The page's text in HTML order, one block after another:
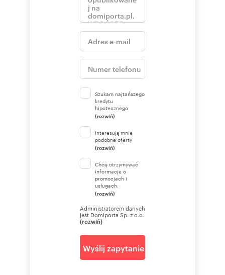
Szukam najtańszego
kredytu
hipotecznego
(rozwiń)
Interesują mnie
podobne oferty
(rozwiń)
Chcę otrzymywać
informacje o
promocjach i
usługach.
(rozwiń)
Administratorem danych
jest Domiporta Sp. z o.o.
(rozwiń)
Wyślij zapytanie